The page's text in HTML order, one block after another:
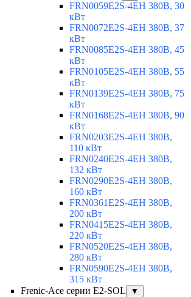
FRN0059E2S-4EH 380В, 30
кВт
FRN0072E2S-4EH 380В, 37
кВт
FRN0085E2S-4EH 380В, 45
кВт
FRN0105E2S-4EH 380В, 55
кВт
FRN0139E2S-4EH 380В, 75
кВт
FRN0168E2S-4EH 380В, 90
кВт
FRN0203E2S-4EH 380В,
110 кВт
FRN0240E2S-4EH 380В,
132 кВт
FRN0290E2S-4EH 380В,
160 кВт
FRN0361E2S-4EH 380В,
200 кВт
FRN0415E2S-4EH 380В,
220 кВт
FRN0520E2S-4EH 380В,
280 кВт
FRN0590E2S-4EH 380В,
315 кВт
Frenic-Ace серии E2-SOL
▼